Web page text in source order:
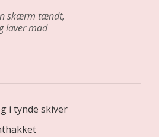
skærm tændt,
laver mad
i tynde skiver